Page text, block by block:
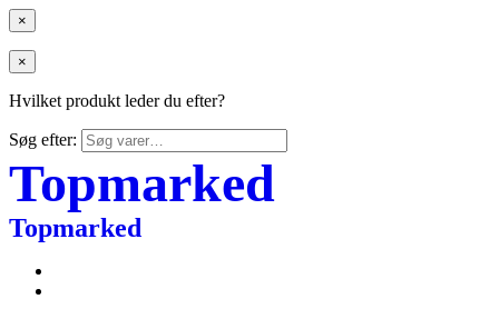
×
×
Hvilket produkt leder du efter?
Søg efter:
Topmarked
Topmarked